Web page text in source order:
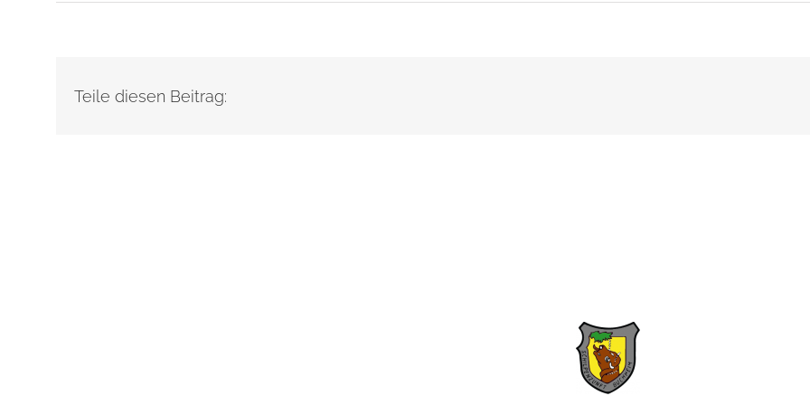
Teile diesen Beitrag: